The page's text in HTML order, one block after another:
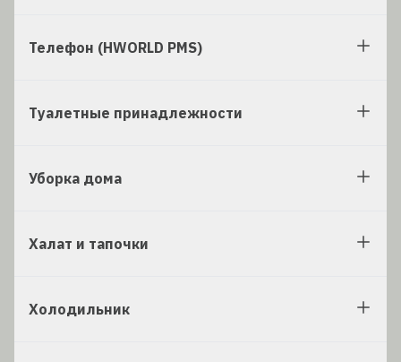
Телефон (HWORLD PMS)
Туалетные принадлежности
Уборка дома
Халат и тапочки
Холодильник